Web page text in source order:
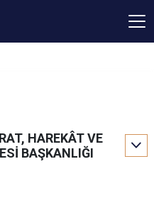
HAREKÂT VE
BAŞKANLIĞI